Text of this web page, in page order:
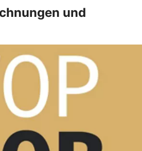
und